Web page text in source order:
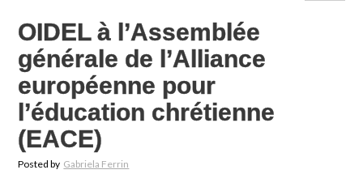
OIDEL à l’Assemblée
générale de l’Alliance
européenne pour
l’éducation chrétienne
(EACE)
Posted by Gabriela Ferrin